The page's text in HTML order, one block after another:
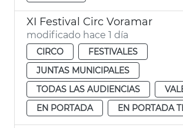
XI Festival Circ Voramar
modificado hace 1 día
CIRCO
FESTIVALES
JUNTAS MUNICIPALES
TODAS LAS AUDIENCIAS
EN PORTADA
EN PORTADA